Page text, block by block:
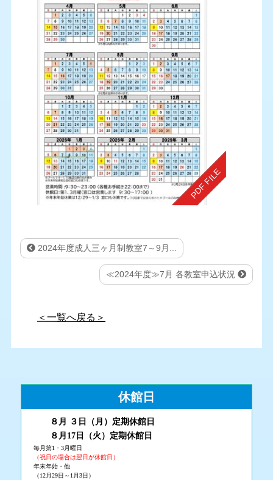
2024年度成人三ヶ月制教室7～9月...
≪2024年度≫7月 各教室申込状況
＜一覧へ戻る＞
休館日
８月 ３ 日（月 ） 定期休館日
８月17日（火 ）定期休館日
毎月第1・3月曜日
（祝日の場合は翌日が休館日）
年末年始・他
（12月29日～1月3日）